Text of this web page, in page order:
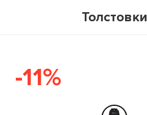
Толстовки
-11%